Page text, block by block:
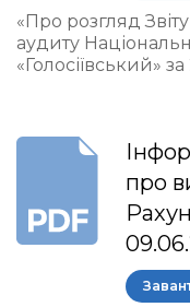
«Про розгляд
аудиту
«Голосіївський»
про